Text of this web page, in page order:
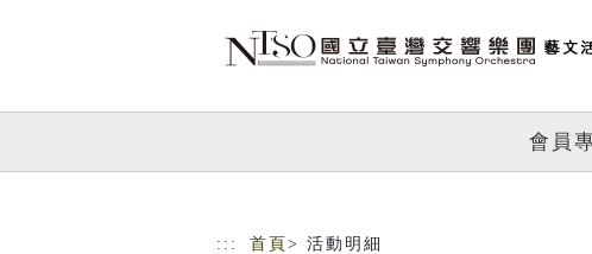
會員
::: 首頁 > 活動明細